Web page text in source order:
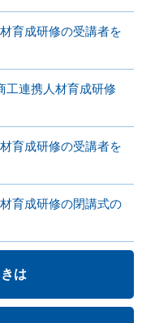
育成研修の受講者を
工連携人材育成研修
育成研修の受講者を
育成研修の閉講式の
は